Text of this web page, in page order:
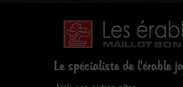
Le spécialiste de l'érable